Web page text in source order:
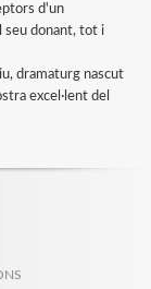
d'un
seu donant, tot i
dramaturg nascut
excel·lent del